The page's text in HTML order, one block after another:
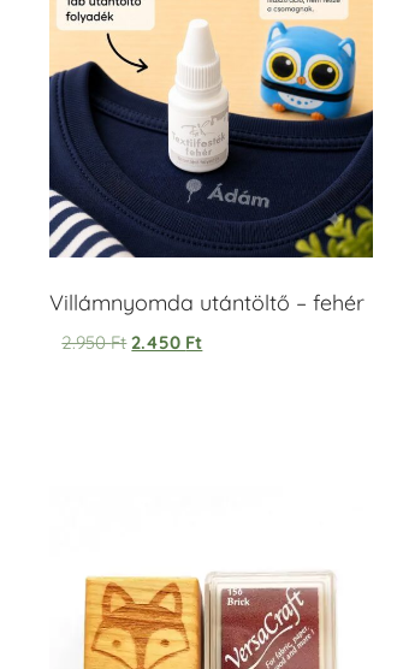
Villámnyomda utántöltő – fehér
2.950Ft 2.450 Ft